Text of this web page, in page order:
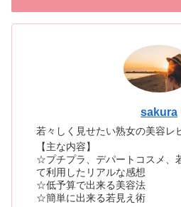
sakura
若々しく見せたい熟女の美容レ
【主な内容】
☆プチプラ、デパートコスメ、
て利用したリアルな感想
☆低予算で出来る美容法
☆簡単に出来る若見え術